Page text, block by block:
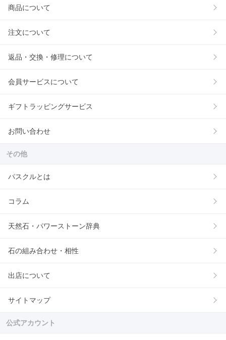
商品について
注文について
返品・交換・修理について
会員サービスについて
ギフトラッピングサービス
お問い合わせ
その他
パスクルとは
コラム
天然石・パワーストーン辞典
石の組み合わせ・相性
出店について
サイトマップ
公式アカウント